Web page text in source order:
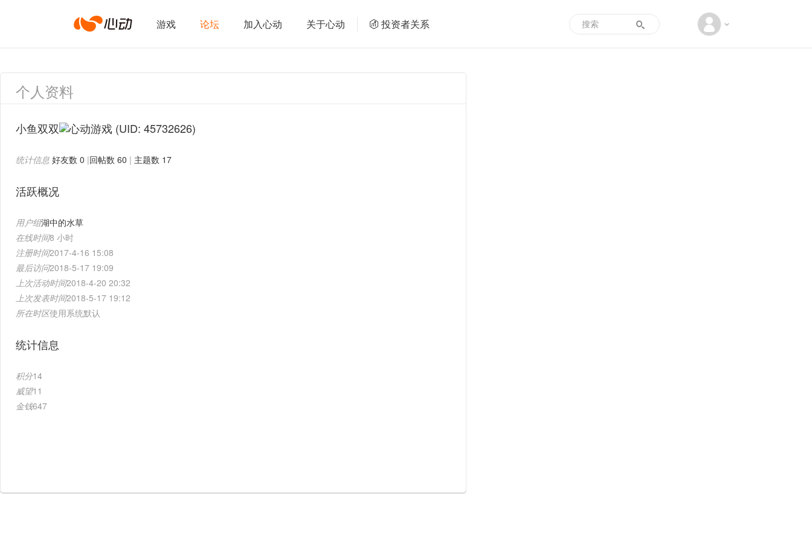
心
动
络
游戏 论坛 加入心动 关于心动 投资者关系
个人资料
小鱼双双 (UID: 45732626)
统计信息 好友数 0 |回帖数 60 | 主题数 17
活跃概况
用户组湖中的水草
在线时间8 小时
注册时间2017-4-16 15:08
最后访问2018-5-17 19:09
上次活动时间2018-4-20 20:32
上次发表时间2018-5-17 19:12
所在时区使用系统默认
统计信息
积分14
威望11
金钱647